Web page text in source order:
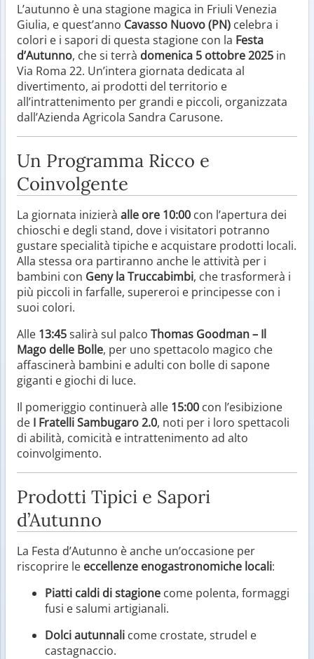
L’autunno è una stagione magica in Friuli Venezia
Giulia, e quest’anno Cavasso Nuovo (PN) celebra i
colori e i sapori di questa stagione con la Festa
d’Autunno, che si terrà domenica 5 ottobre 2025 in
Via Roma 22. Un’intera giornata dedicata al
divertimento, ai prodotti del territorio e
all’intrattenimento per grandi e piccoli, organizzata
dall’Azienda Agricola Sandra Carusone.
Un Programma Ricco e
Coinvolgente
La giornata inizierà alle ore 10:00 con l’apertura dei
chioschi e degli stand, dove i visitatori potranno
gustare specialità tipiche e acquistare prodotti locali.
Alla stessa ora partiranno anche le attività per i
bambini con Geny la Truccabimbi, che trasformerà i
più piccoli in farfalle, supereroi e principesse con i
suoi colori.
Alle 13:45salirà sul palco Thomas Goodman – Il
Mago delle Bolle, per uno spettacolo magico che
affascinerà bambini e adulti con bolle di sapone
giganti e giochi di luce.
Il pomeriggio continuerà alle 15:00 con l’esibizione
de I Fratelli Sambugaro 2.0, noti per i loro spettacoli
di abilità, comicità e intrattenimento ad alto
coinvolgimento.
Prodotti Tipici e Sapori
d’Autunno
La Festa d’Autunno è anche un’occasione per
riscoprire le eccellenze enogastronomiche locali:
Piatti caldi di stagione come polenta, formaggi
fusi e salumi artigianali.
Dolci autunnali come crostate, strudel e
castagnaccio.